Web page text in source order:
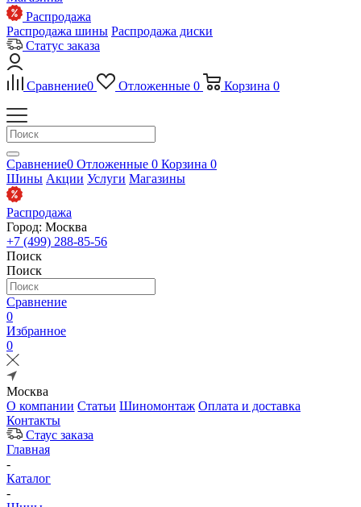
Распродажа
Распродажа шины Распродажа диски
Статус заказа
Сравнение0 Отложенные 0 Корзина 0
Сравнение0 Отложенные 0 Корзина 0
Шины Акции Услуги Магазины
Распродажа
Город: Москва
+7 (499) 288-85-56
Поиск
Поиск
Сравнение
0
Избранное
0
Москва
О компании Статьи Шиномонтаж Оплата и доставка
Контакты
Стаус заказа
Главная
-
Каталог
-